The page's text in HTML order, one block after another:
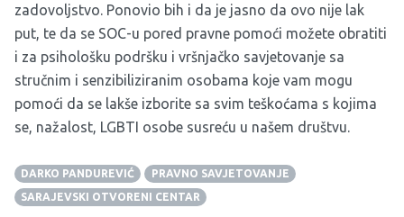
zadovoljstvo. Ponovio bih i da je jasno da ovo nije lak
put, te da se SOC-u pored pravne pomoći možete obratiti
i za psihološku podršku i vršnjačko savjetovanje sa
stručnim i senzibiliziranim osobama koje vam mogu
pomoći da se lakše izborite sa svim teškoćama s kojima
se, nažalost, LGBTI osobe susreću u našem društvu.
DARKO PANDUREVIĆ
PRAVNO SAVJETOVANJE
SARAJEVSKI OTVORENI CENTAR